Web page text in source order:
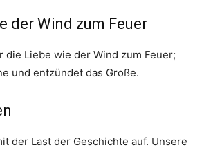
der Wind zum Feuer
die Liebe wie der Wind zum Feuer;
und entzündet das Große.
der Last der Geschichte auf. Unsere